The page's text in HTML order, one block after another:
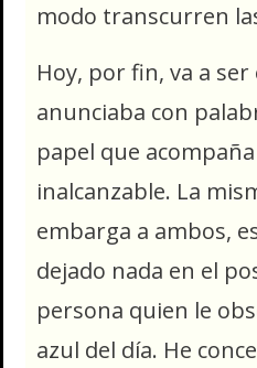
modo transcurren
Hoy, por fin, va a ser
anunciaba con
papel que
inalcanzable. La
embarga a ambos,
dejado nada en el
persona quien le
azul del día. He